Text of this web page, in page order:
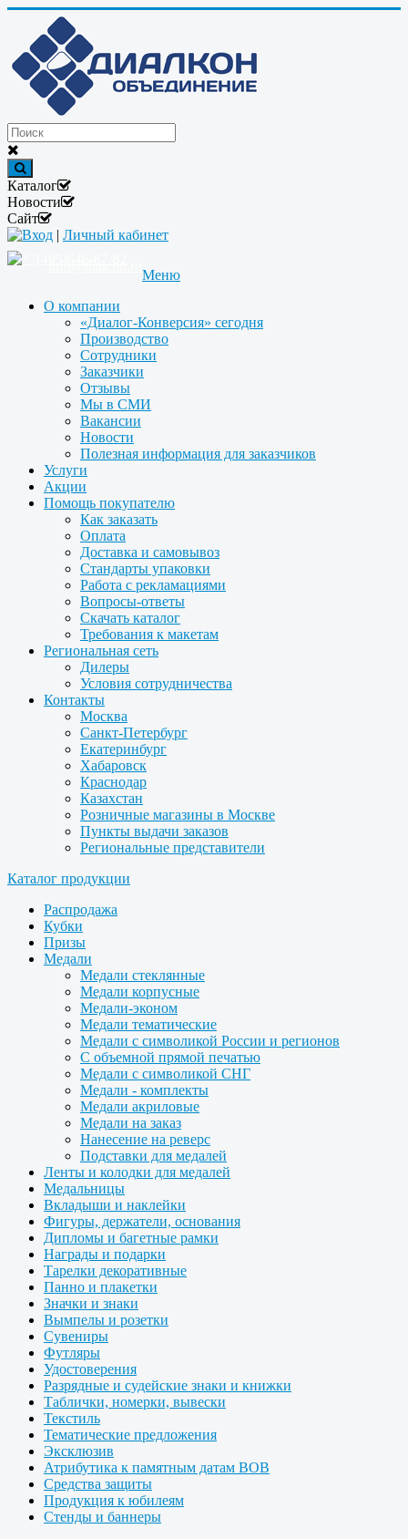
Каталог
Новости
Сайт
Вход | Личный кабинет
Меню
О компании
«Диалог-Конверсия» сегодня
Производство
Сотрудники
Заказчики
Отзывы
Мы в СМИ
Вакансии
Новости
Полезная информация для заказчиков
Услуги
Акции
Помощь покупателю
Как заказать
Оплата
Доставка и самовывоз
Стандарты упаковки
Работа с рекламациями
Вопросы-ответы
Скачать каталог
Требования к макетам
Региональная сеть
Дилеры
Условия сотрудничества
Контакты
Москва
Санкт-Петербург
Екатеринбург
Хабаровск
Краснодар
Казахстан
Розничные магазины в Москве
Пункты выдачи заказов
Региональные представители
Каталог продукции
Распродажа
Кубки
Призы
Медали
Медали стеклянные
Медали корпусные
Медали-эконом
Медали тематические
Медали с символикой России и регионов
С объемной прямой печатью
Медали с символикой СНГ
Медали - комплекты
Медали акриловые
Медали на заказ
Нанесение на реверс
Подставки для медалей
Ленты и колодки для медалей
Медальницы
Вкладыши и наклейки
Фигуры, держатели, основания
Дипломы и багетные рамки
Награды и подарки
Тарелки декоративные
Панно и плакетки
Значки и знаки
Вымпелы и розетки
Сувениры
Футляры
Удостоверения
Разрядные и судейские знаки и книжки
Таблички, номерки, вывески
Текстиль
Тематические предложения
Эксклюзив
Атрибутика к памятным датам ВОВ
Средства защиты
Продукция к юбилеям
Стенды и баннеры